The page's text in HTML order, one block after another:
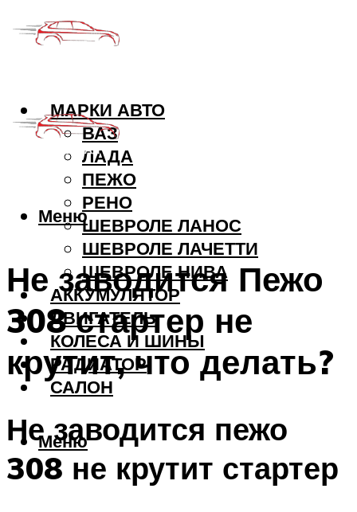
МАРКИ АВТО
ВАЗ
ЛАДА
ПЕЖО
РЕНО
ШЕВРОЛЕ ЛАНОС
ШЕВРОЛЕ ЛАЧЕТТИ
ШЕВРОЛЕ НИВА
АККУМУЛЯТОР
ДВИГАТЕЛЬ
КОЛЕСА И ШИНЫ
РАДИАТОР
САЛОН
Меню
Меню
Не заводится Пежо
308 стартер не
крутит, что делать?
Не заводится пежо
308 не крутит стартер